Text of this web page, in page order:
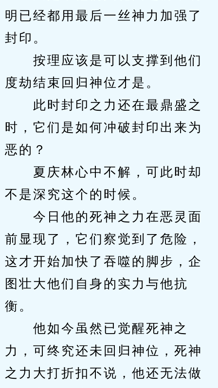
明已经都用最后一丝神力加强了
封印。
按理应该是可以支撑到他们
度劫结束回归神位才是。
此时封印之力还在最鼎盛之
时，它们是如何冲破封印出来为
恶的？
夏庆林心中不解，可此时却
不是深究这个的时候。
今日他的死神之力在恶灵面
前显现了，它们察觉到了危险，
这才开始加快了吞噬的脚步，企
图壮大他们自身的实力与他抗
衡。
他如今虽然已觉醒死神之
力，可终究还未回归神位，死神
之力大打折扣不说，他还无法做